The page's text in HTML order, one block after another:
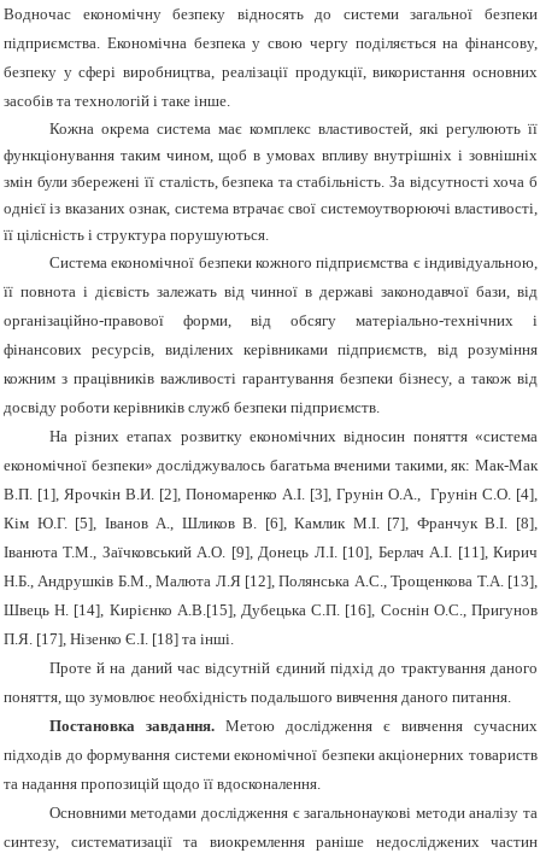
Водночас економічну безпеку відносять до системи загальної безпеки
підприємства. Економічна безпека у свою чергу поділяється на фінансову,
безпеку у сфері виробництва, реалізації продукції, використання основних
засобів та технологій і таке інше.
Кожна окрема система має комплекс властивостей, які регулюють її
функціонування таким чином, щоб в умовах впливу внутрішніх і зовнішніх
змін були збережені її сталість, безпека та стабільність. За відсутності хоча б
однієї із вказаних ознак, система втрачає свої системоутворюючі властивості,
її цілісність і структура порушуються.
Система економічної безпеки кожного підприємства є індивідуальною,
її повнота і дієвість залежать від чинної в державі законодавчої бази, від
організаційно-правової форми, від обсягу матеріально-технічних і
фінансових ресурсів, виділених керівниками підприємств, від розуміння
кожним з працівників важливості гарантування безпеки бізнесу, а також від
досвіду роботи керівників служб безпеки підприємств.
На різних етапах розвитку економічних відносин поняття «система
економічної безпеки» досліджувалось багатьма вченими такими, як: Мак-Мак
В.П. [1], Ярочкін В.И. [2], Пономаренко А.І. [3], Грунін О.А., Грунін С.О. [4],
Кім Ю.Г. [5], Іванов А., Шликов В. [6],Камлик М.І. [7], Франчук В.І. [8],
Іванюта Т.М., Заїчковський А.О. [9], Донець Л.І. [10], Берлач А.І. [11], Кирич
Н.Б., Андрушків Б.М., Малюта Л.Я [12],Полянська А.С., Трощенкова Т.А. [13],
Швець Н. [14], Кирієнко А.В.[15], Дубецька С.П. [16], Соснін О.С., Пригунов
П.Я. [17], Нізенко Є.І. [18] та інші.
Проте й на даний час відсутній єдиний підхід до трактування даного
поняття, що зумовлює необхідність подальшого вивчення даного питання.
Постановка завдання. Метою дослідження є вивчення сучасних
підходів до формування системи економічної безпеки акціонерних товариств
та надання пропозицій щодо її вдосконалення.
Основними методами дослідження є загальнонаукові методи аналізу та
синтезу, систематизації та виокремлення раніше недосліджених частин